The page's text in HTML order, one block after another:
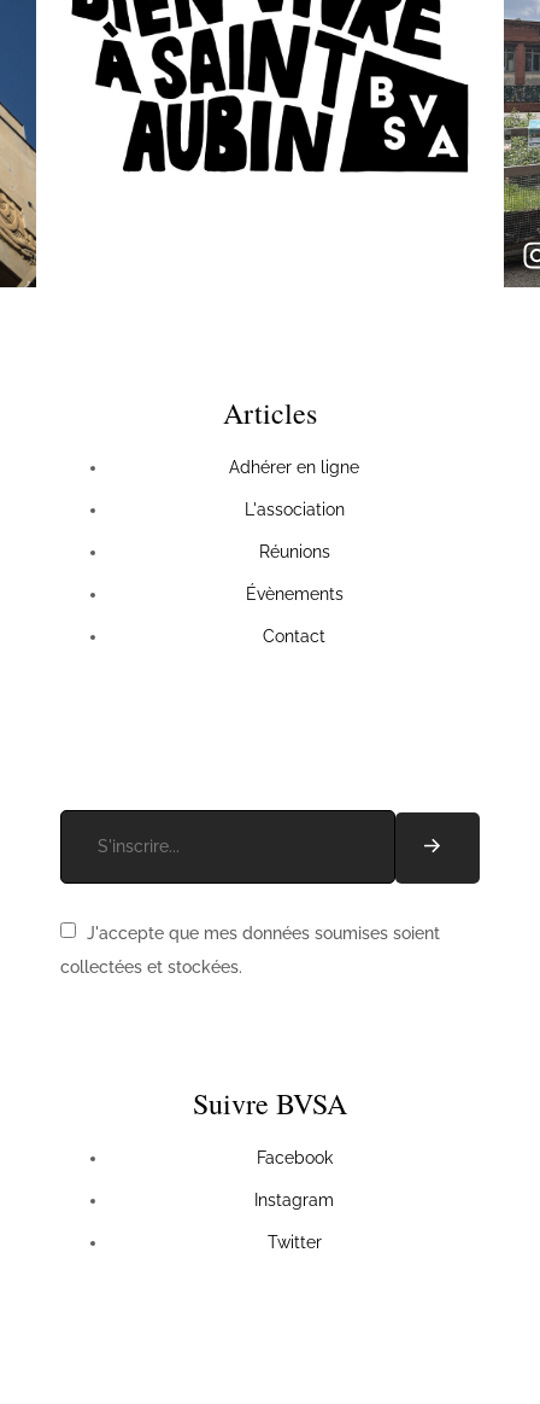
Articles
Adhérer en ligne
L'association
Réunions
Évènements
Contact
J'accepte que mes données soumises soient
collectées et stockées.
Suivre BVSA
Facebook
Instagram
Twitter